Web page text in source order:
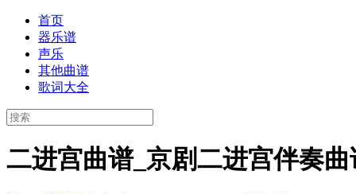
首页
器乐谱
声乐
其他曲谱
歌词大全
二进宫曲谱_京剧二进宫伴奏曲